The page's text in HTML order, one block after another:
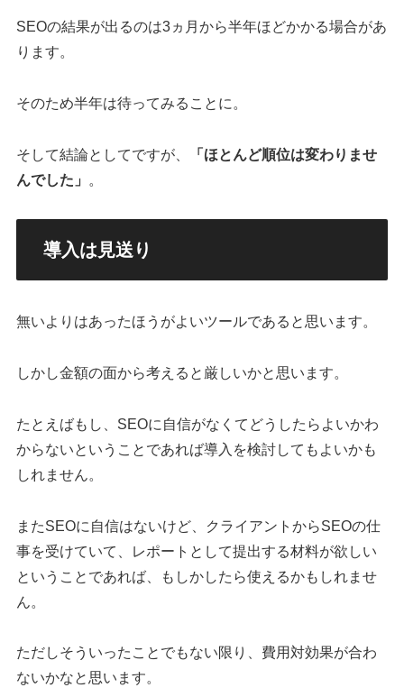
SEOの結果が出るのは3ヵ月から半年ほどかかる場合があ
ります。
そのため半年は待ってみることに。
そして結論としてですが、
「ほとんど順位は変わりませ
んでした」
。
導入は見送り
無いよりはあったほうがよいツールであると思います。
しかし金額の面から考えると厳しいかと思います。
たとえばもし、SEOに自信がなくてどうしたらよいかわ
からないということであれば導入を検討してもよいかも
しれません。
またSEOに自信はないけど、クライアントからSEOの仕
事を受けていて、レポートとして提出する材料が欲しい
ということであれば、もしかしたら使えるかもしれませ
ん。
ただしそういったことでもない限り、費用対効果が合わ
ないかなと思います。